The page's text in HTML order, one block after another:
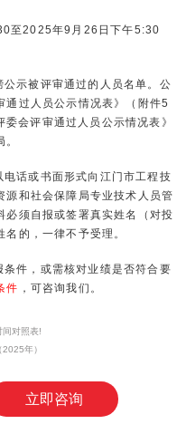
至2025年9月26日下午5:30
示被评审通过的人员名单。公
通过人员公示情况表》（附件5
会评审通过人员公示情况表》
话或书面形式向江门市工程技
源和社会保障局专业技术人员管
必须自报或签署真实姓名（对投
的，一律不予受理。
件，或需核对业绩是否符合要
件 ，可咨询我们。
间对照表!
年）
立即咨询